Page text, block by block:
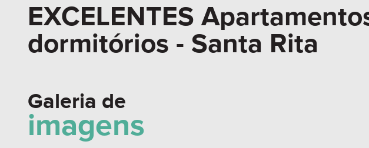
EXCELENTES
dormitórios - Santa Rita
Galeria de
imagens